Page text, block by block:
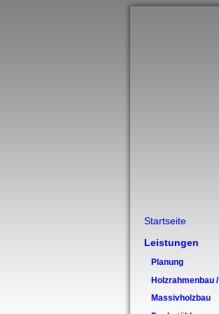
Startseite
Leistungen
Planung
Holzrahmenbau /
Massivholzbau